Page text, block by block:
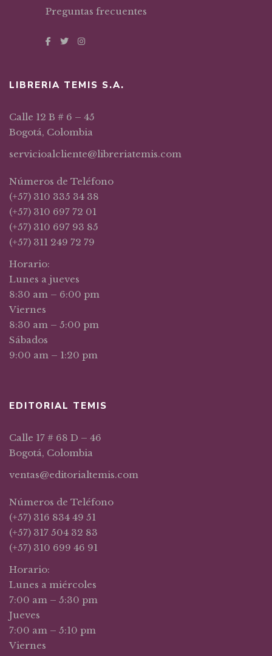
Preguntas frecuentes
LIBRERIA TEMIS S.A.
Calle 12 B # 6 – 45
Bogotá, Colombia
servicioalcliente@libreriatemis.com
Números de Teléfono
(+57) 310 335 34 38
(+57) 310 697 72 01
(+57) 310 697 93 85
(+57) 311 249 72 79
Horario:
Lunes a jueves
8:30 am – 6:00 pm
Viernes
8:30 am – 5:00 pm
Sábados
9:00 am – 1:20 pm
EDITORIAL TEMIS
Calle 17 # 68 D – 46
Bogotá, Colombia
ventas@editorialtemis.com
Números de Teléfono
(+57) 316 834 49 51
(+57) 317 504 32 83
(+57) 310 699 46 91
Horario:
Lunes a miércoles
7:00 am – 5:30 pm
Jueves
7:00 am – 5:10 pm
Viernes